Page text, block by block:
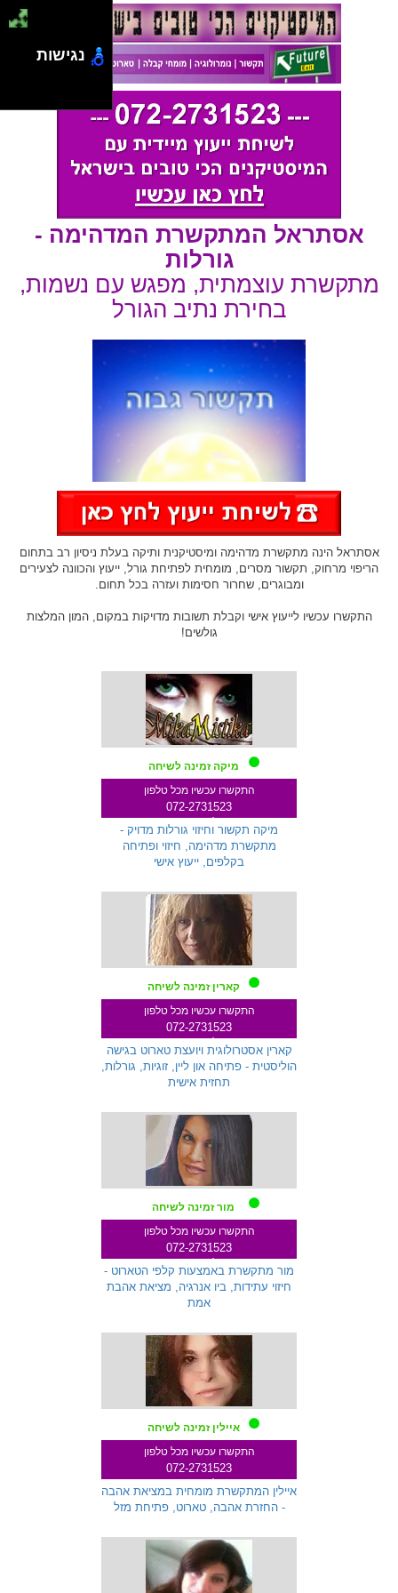
אסתראל המתקשרת המדהימה -
גורלות
מתקשרת עוצמתית, מפגש עם נשמות,
בחירת נתיב הגורל
אסתראל הינה מתקשרת מדהימה ומיסטיקנית ותיקה בעלת ניסיון רב בתחום
הריפוי מרחוק, תקשור מסרים, מומחית לפתיחת גורל, ייעוץ והכוונה לצעירים
ומבוגרים, שחרור חסימות ועזרה בכל תחום.
התקשרו עכשיו לייעוץ אישי וקבלת תשובות מדויקות במקום, המון המלצות
גולשים!
מיקה זמינה לשיחה
התקשרו עכשיו מכל טלפון
072-2731523
מיקה תקשור וחיזוי גורלות מדויק -
מתקשרת מדהימה, חיזוי ופתיחה
בקלפים, ייעוץ אישי
קארין זמינה לשיחה
התקשרו עכשיו מכל טלפון
072-2731523
שלוחה 271
קארין אסטרולוגית ויועצת טארוט בגישה
הוליסטית - פתיחה און ליין, זוגיות, גורלות,
תחזית אישית
מור זמינה לשיחה
התקשרו עכשיו מכל טלפון
072-2731523
מור מתקשרת באמצעות קלפי הטארוט -
חיזוי עתידות, ביו אנרגיה, מציאת אהבת
אמת
איילין זמינה לשיחה
התקשרו עכשיו מכל טלפון
072-2731523
איילין המתקשרת מומחית במציאת אהבה
- החזרת אהבה, טארוט, פתיחת מזל
נגישות